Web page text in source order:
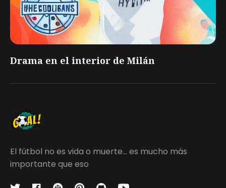
Drama en el interior de Milán
El fútbol no es vida o muerte... es mucho más
importante que eso